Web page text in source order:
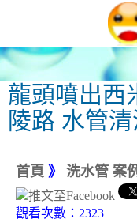
龍頭噴出西
陵路 水管
首頁 》 洗水管 案例
觀看次數：2323